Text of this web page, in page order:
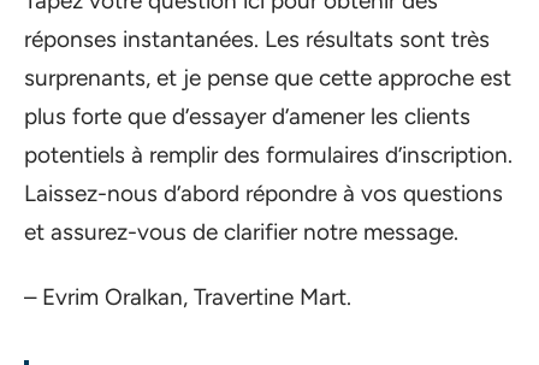
réponses instantanées. Les résultats sont très
surprenants, et je pense que cette approche est
plus forte que d’essayer d’amener les clients
potentiels à remplir des formulaires d’inscription.
Laissez-nous d’abord répondre à vos questions
et assurez-vous de clarifier notre message.
– Evrim Oralkan, Travertine Mart.